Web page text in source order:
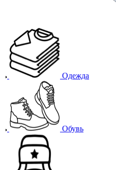
Одежда
Обувь